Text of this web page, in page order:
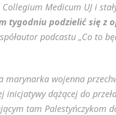
Medicum UJ i
tygodniu podzielić się z
podcastu „Co to
wojenna
inicjatywy dążącej do
tam Palestyńczykom